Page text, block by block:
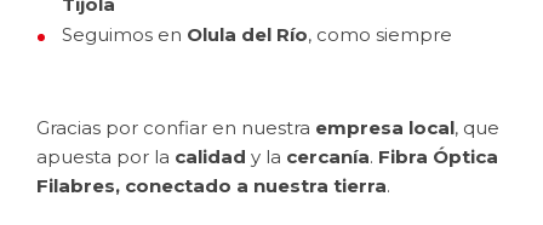
Seguimos en Olula del Río, como siempre
Gracias por confiar en nuestra empresa local, que
apuesta por la calidad y la cercanía. Fibra Óptica
Filabres, conectado a nuestra tierra.